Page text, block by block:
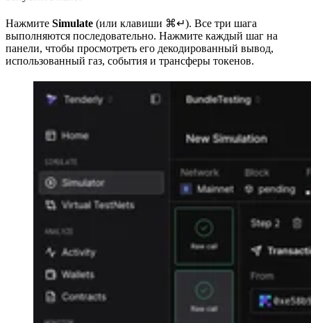
Нажмите Simulate (или клавиши ⌘↵). Все три шага
выполняются последовательно. Нажмите каждый шаг на
панели, чтобы просмотреть его декодированный вывод,
использованный газ, события и трансферы токенов.